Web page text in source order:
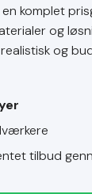
komplet
og
og
tilbud